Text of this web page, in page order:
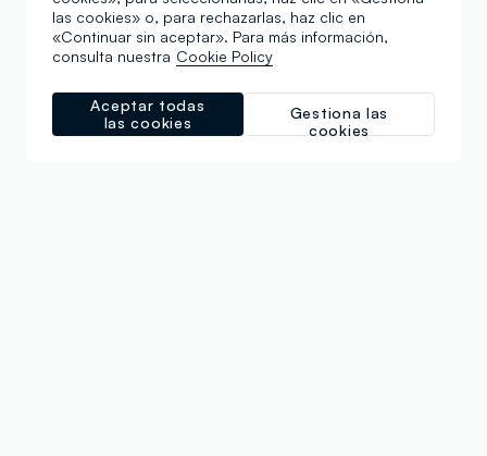
las cookies» o, para rechazarlas, haz clic en
«Continuar sin aceptar». Para más información,
consulta nuestra Cookie Policy
Gestiona las
cookies
Aceptar todas
las cookies